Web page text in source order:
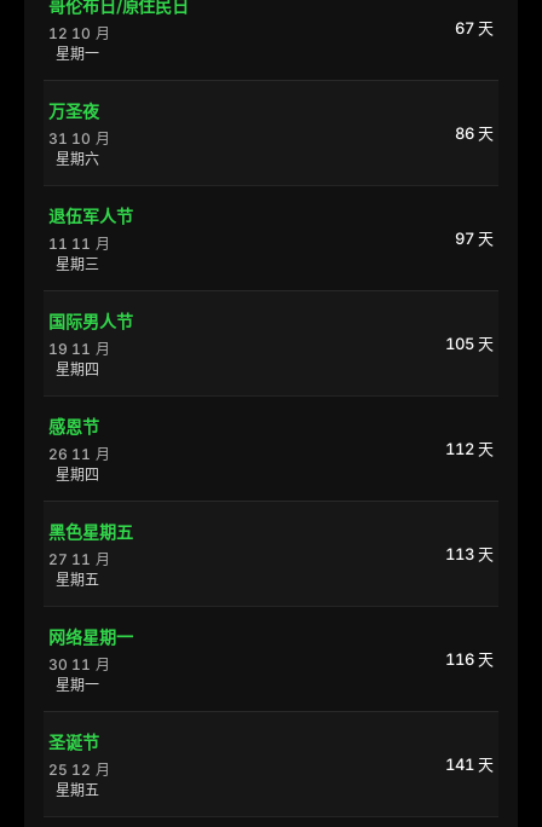
12 10 月
星期一
哥伦布日/原住民日
67 天
31 10 月
星期六
万圣夜
86 天
11 11 月
星期三
退伍军人节
97 天
19 11 月
星期四
国际男人节
105 天
26 11 月
星期四
感恩节
112 天
27 11 月
星期五
黑色星期五
113 天
30 11 月
星期一
网络星期一
116 天
25 12 月
星期五
圣诞节
141 天